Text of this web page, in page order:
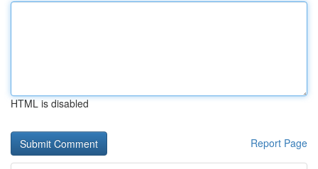
HTML is disabled
Report Page